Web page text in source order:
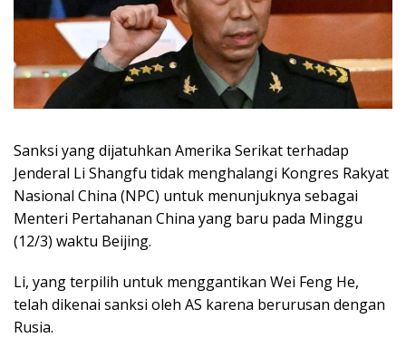
Sanksi yang dijatuhkan Amerika Serikat terhadap
Jenderal Li Shangfu tidak menghalangi Kongres Rakyat
Nasional China (NPC) untuk menunjuknya sebagai
Menteri Pertahanan China yang baru pada Minggu
(12/3) waktu Beijing.
Li, yang terpilih untuk menggantikan Wei Feng He,
telah dikenai sanksi oleh AS karena berurusan dengan
Rusia.